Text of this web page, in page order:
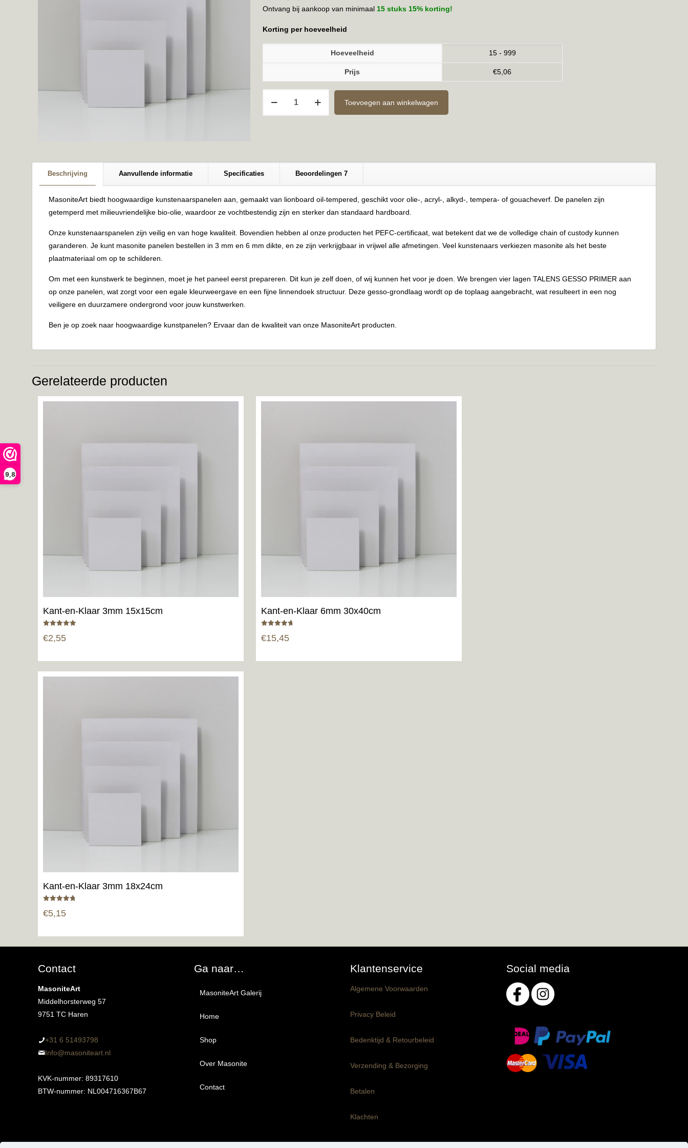
9,8
Ontvang bij aankoop van minimaal 15 stuks 15% korting!
Korting per hoeveelheid
Hoeveelheid 15 - 999
Prijs €5,06
Toevoegen aan winkelwagen
Beschrijving Aanvullende informatie Specificaties Beoordelingen 7
MasoniteArt biedt hoogwaardige kunstenaarspanelen aan, gemaakt van lionboard oil-tempered, geschikt voor olie-, acryl-, alkyd-, tempera- of gouacheverf. De panelen zijn
getemperd met milieuvriendelijke bio-olie, waardoor ze vochtbestendig zijn en sterker dan standaard hardboard.
Onze kunstenaarspanelen zijn veilig en van hoge kwaliteit. Bovendien hebben al onze producten het PEFC-certificaat, wat betekent dat we de volledige chain of custody kunnen
garanderen. Je kunt masonite panelen bestellen in 3 mm en 6 mm dikte, en ze zijn verkrijgbaar in vrijwel alle afmetingen. Veel kunstenaars verkiezen masonite als het beste
plaatmateriaal om op te schilderen.
Om met een kunstwerk te beginnen, moet je het paneel eerst prepareren. Dit kun je zelf doen, of wij kunnen het voor je doen. We brengen vier lagen TALENS GESSO PRIMER aan
op onze panelen, wat zorgt voor een egale kleurweergave en een fijne linnendoek structuur. Deze gesso-grondlaag wordt op de toplaag aangebracht, wat resulteert in een nog
veiligere en duurzamere ondergrond voor jouw kunstwerken.
Ben je op zoek naar hoogwaardige kunstpanelen? Ervaar dan de kwaliteit van onze MasoniteArt producten.
Gerelateerde producten
Kant-en-Klaar 3mm 15x15cm
5.00
uit 5
€2,55
Kant-en-Klaar 6mm 30x40cm
4.67
€15,45
Kant-en-Klaar 3mm 18x24cm
4.80
uit 5
€5,15
Contact
MasoniteArt
Middelhorsterweg 57
9751 TC Haren
+31 6 51493798‬
Info@masoniteart.nl
KVK-nummer: 89317610
BTW-nummer: NL004716367B67
Ga naar…
MasoniteArt Galerij
Home
Shop
Alle producten
Proefpakket
Over Masonite
Contact
Klantenservice
Algemene Voorwaarden
Privacy Beleid
Bedenktijd & Retourbeleid
Verzending & Bezorging
Betalen
Klachten
Social media